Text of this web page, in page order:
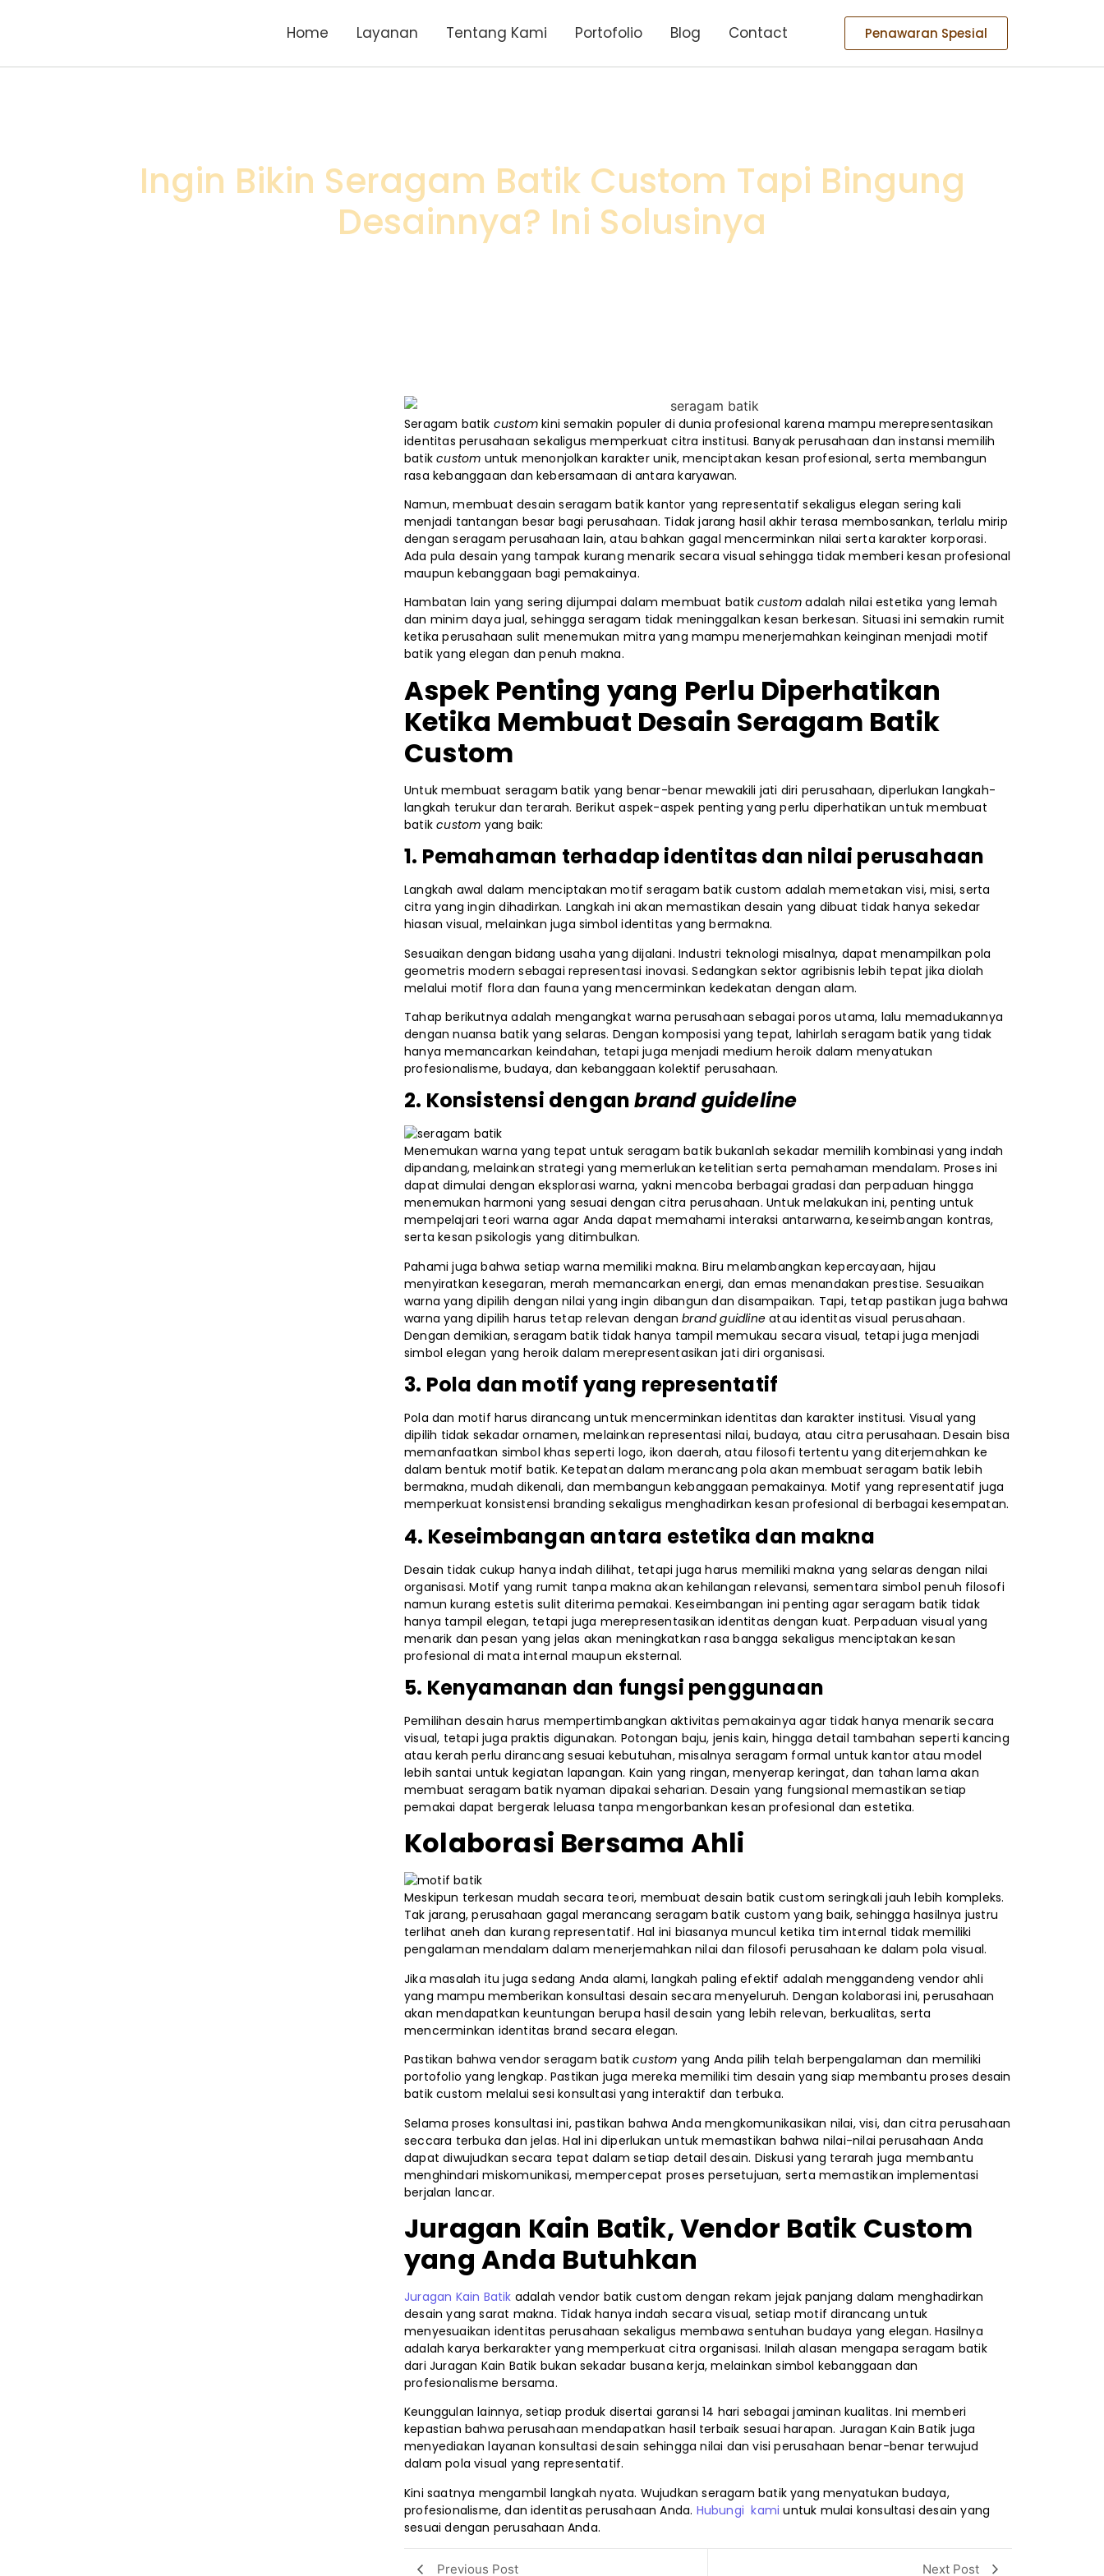
Home Layanan Tentang Kami Portofolio Blog Contact Penawaran Spesial
Ingin Bikin Seragam Batik Custom Tapi Bingung
Desainnya? Ini Solusinya
Seragam batik customkini semakin populer di dunia profesional karena mampu merepresentasikan
identitas perusahaan sekaligus memperkuat citra institusi. Banyak perusahaan dan instansi memilih
batikcustom untuk menonjolkan karakter unik, menciptakan kesan profesional, serta membangun
rasa kebanggaan dan kebersamaan di antara karyawan.
Namun, membuat desain seragam batik kantor yang representatif sekaligus elegan sering kali
menjadi tantangan besar bagi perusahaan. Tidak jarang hasil akhir terasa membosankan, terlalu mirip
dengan seragam perusahaan lain, atau bahkan gagal mencerminkan nilai serta karakter korporasi.
Ada pula desain yang tampak kurang menarik secara visual sehingga tidak memberi kesan profesional
maupun kebanggaan bagi pemakainya.
Hambatan lain yang sering dijumpai dalam membuat batik customadalah nilai estetika yang lemah
dan minim daya jual, sehingga seragam tidak meninggalkan kesan berkesan. Situasi ini semakin rumit
ketika perusahaan sulit menemukan mitra yang mampu menerjemahkan keinginan menjadi motif
batik yang elegan dan penuh makna.
Aspek Penting yang Perlu Diperhatikan
Ketika Membuat Desain Seragam Batik
Custom
Untuk membuat seragam batik yang benar-benar mewakili jati diri perusahaan, diperlukan langkah-
langkah terukur dan terarah. Berikut aspek-aspek penting yang perlu diperhatikan untuk membuat
batikcustom yang baik:
1. Pemahaman terhadap identitas dan nilai perusahaan
Langkah awal dalam menciptakan motif seragam batik custom adalah memetakan visi, misi, serta
citra yang ingin dihadirkan. Langkah ini akan memastikan desain yang dibuat tidak hanya sekedar
hiasan visual, melainkan juga simbol identitas yang bermakna.
Sesuaikan dengan bidang usaha yang dijalani. Industri teknologi misalnya, dapat menampilkan pola
geometris modern sebagai representasi inovasi. Sedangkan sektor agribisnis lebih tepat jika diolah
melalui motif flora dan fauna yang mencerminkan kedekatan dengan alam.
Tahap berikutnya adalah mengangkat warna perusahaan sebagai poros utama, lalu memadukannya
dengan nuansa batik yang selaras. Dengan komposisi yang tepat, lahirlah seragam batik yang tidak
hanya memancarkan keindahan, tetapi juga menjadi medium heroik dalam menyatukan
profesionalisme, budaya, dan kebanggaan kolektif perusahaan.
2. Konsistensi denganbrand guideline
Menemukan warna yang tepat untuk seragam batik bukanlah sekadar memilih kombinasi yang indah
dipandang, melainkan strategi yang memerlukan ketelitian serta pemahaman mendalam. Proses ini
dapat dimulai dengan eksplorasi warna, yakni mencoba berbagai gradasi dan perpaduan hingga
menemukan harmoni yang sesuai dengan citra perusahaan. Untuk melakukan ini, penting untuk
mempelajari teori warna agar Anda dapat memahami interaksi antarwarna, keseimbangan kontras,
serta kesan psikologis yang ditimbulkan.
Pahami juga bahwa setiap warna memiliki makna. Biru melambangkan kepercayaan, hijau
menyiratkan kesegaran, merah memancarkan energi, dan emas menandakan prestise. Sesuaikan
warna yang dipilih dengan nilai yang ingin dibangun dan disampaikan. Tapi, tetap pastikan juga bahwa
warna yang dipilih harus tetap relevan denganbrand guidline atau identitas visual perusahaan.
Dengan demikian, seragam batik tidak hanya tampil memukau secara visual, tetapi juga menjadi
simbol elegan yang heroik dalam merepresentasikan jati diri organisasi.
3. Pola dan motif yang representatif
Pola dan motif harus dirancang untuk mencerminkan identitas dan karakter institusi. Visual yang
dipilih tidak sekadar ornamen, melainkan representasi nilai, budaya, atau citra perusahaan. Desain bisa
memanfaatkan simbol khas seperti logo, ikon daerah, atau filosofi tertentu yang diterjemahkan ke
dalam bentuk motif batik. Ketepatan dalam merancang pola akan membuat seragam batik lebih
bermakna, mudah dikenali, dan membangun kebanggaan pemakainya. Motif yang representatif juga
memperkuat konsistensi branding sekaligus menghadirkan kesan profesional di berbagai kesempatan.
4. Keseimbangan antara estetika dan makna
Desain tidak cukup hanya indah dilihat, tetapi juga harus memiliki makna yang selaras dengan nilai
organisasi. Motif yang rumit tanpa makna akan kehilangan relevansi, sementara simbol penuh filosofi
namun kurang estetis sulit diterima pemakai. Keseimbangan ini penting agar seragam batik tidak
hanya tampil elegan, tetapi juga merepresentasikan identitas dengan kuat. Perpaduan visual yang
menarik dan pesan yang jelas akan meningkatkan rasa bangga sekaligus menciptakan kesan
profesional di mata internal maupun eksternal.
5. Kenyamanan dan fungsi penggunaan
Pemilihan desain harus mempertimbangkan aktivitas pemakainya agar tidak hanya menarik secara
visual, tetapi juga praktis digunakan. Potongan baju, jenis kain, hingga detail tambahan seperti kancing
atau kerah perlu dirancang sesuai kebutuhan, misalnya seragam formal untuk kantor atau model
lebih santai untuk kegiatan lapangan. Kain yang ringan, menyerap keringat, dan tahan lama akan
membuat seragam batik nyaman dipakai seharian. Desain yang fungsional memastikan setiap
pemakai dapat bergerak leluasa tanpa mengorbankan kesan profesional dan estetika.
Kolaborasi Bersama Ahli
Meskipun terkesan mudah secara teori, membuat desain batik custom seringkali jauh lebih kompleks.
Tak jarang, perusahaan gagal merancang seragam batik custom yang baik, sehingga hasilnya justru
terlihat aneh dan kurang representatif. Hal ini biasanya muncul ketika tim internal tidak memiliki
pengalaman mendalam dalam menerjemahkan nilai dan filosofi perusahaan ke dalam pola visual.
Jika masalah itu juga sedang Anda alami, langkah paling efektif adalah menggandeng vendor ahli
yang mampu memberikan konsultasi desain secara menyeluruh. Dengan kolaborasi ini, perusahaan
akan mendapatkan keuntungan berupa hasil desain yang lebih relevan, berkualitas, serta
mencerminkan identitas brand secara elegan.
Pastikan bahwa vendor seragam batikcustom yang Anda pilih telah berpengalaman dan memiliki
portofolio yang lengkap. Pastikan juga mereka memiliki tim desain yang siap membantu proses desain
batik custom melalui sesi konsultasi yang interaktif dan terbuka.
Selama proses konsultasi ini, pastikan bahwa Anda mengkomunikasikan nilai, visi, dan citra perusahaan
seccara terbuka dan jelas. Hal ini diperlukan untuk memastikan bahwa nilai-nilai perusahaan Anda
dapat diwujudkan secara tepat dalam setiap detail desain. Diskusi yang terarah juga membantu
menghindari miskomunikasi, mempercepat proses persetujuan, serta memastikan implementasi
berjalan lancar.
Juragan Kain Batik, Vendor Batik Custom
yang Anda Butuhkan
Juragan Kain Batik adalah vendor batik custom dengan rekam jejak panjang dalam menghadirkan
desain yang sarat makna. Tidak hanya indah secara visual, setiap motif dirancang untuk
menyesuaikan identitas perusahaan sekaligus membawa sentuhan budaya yang elegan. Hasilnya
adalah karya berkarakter yang memperkuat citra organisasi. Inilah alasan mengapa seragam batik
dari Juragan Kain Batik bukan sekadar busana kerja, melainkan simbol kebanggaan dan
profesionalisme bersama.
Keunggulan lainnya, setiap produk disertai garansi 14 hari sebagai jaminan kualitas. Ini memberi
kepastian bahwa perusahaan mendapatkan hasil terbaik sesuai harapan. Juragan Kain Batik juga
menyediakan layanan konsultasi desain sehingga nilai dan visi perusahaan benar-benar terwujud
dalam pola visual yang representatif.
Kini saatnya mengambil langkah nyata. Wujudkan seragam batik yang menyatukan budaya,
profesionalisme, dan identitas perusahaan Anda. Hubungi kamiuntuk mulai konsultasi desain yang
sesuai dengan perusahaan Anda.
Previous Post Next Post